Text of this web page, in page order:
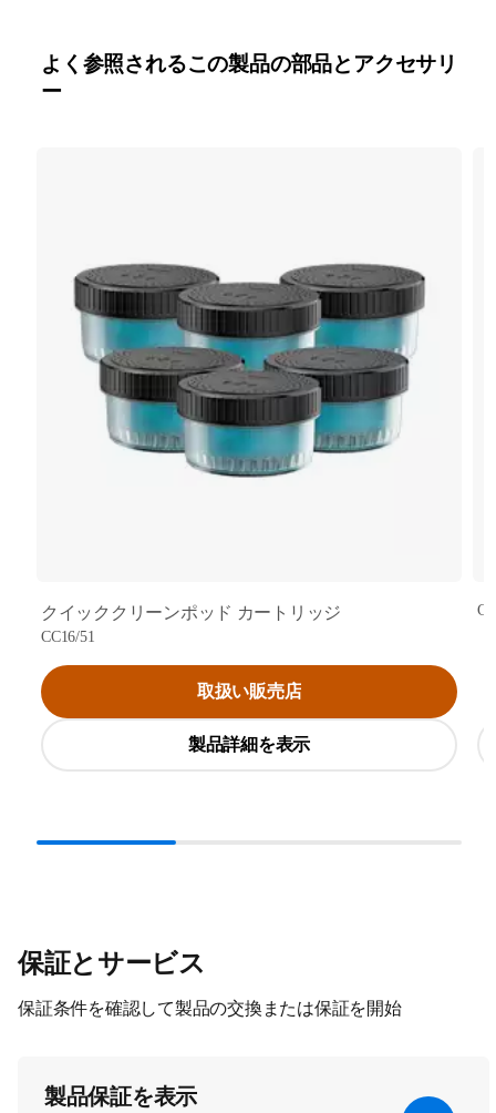
よく参照されるこの製品の部品とアクセサリ
ー
クイッククリーンポッド カートリッジ
CC16/51
取扱い販売店
製品詳細を表示
保証とサービス
保証条件を確認して製品の交換または保証を開始
製品保証を表示